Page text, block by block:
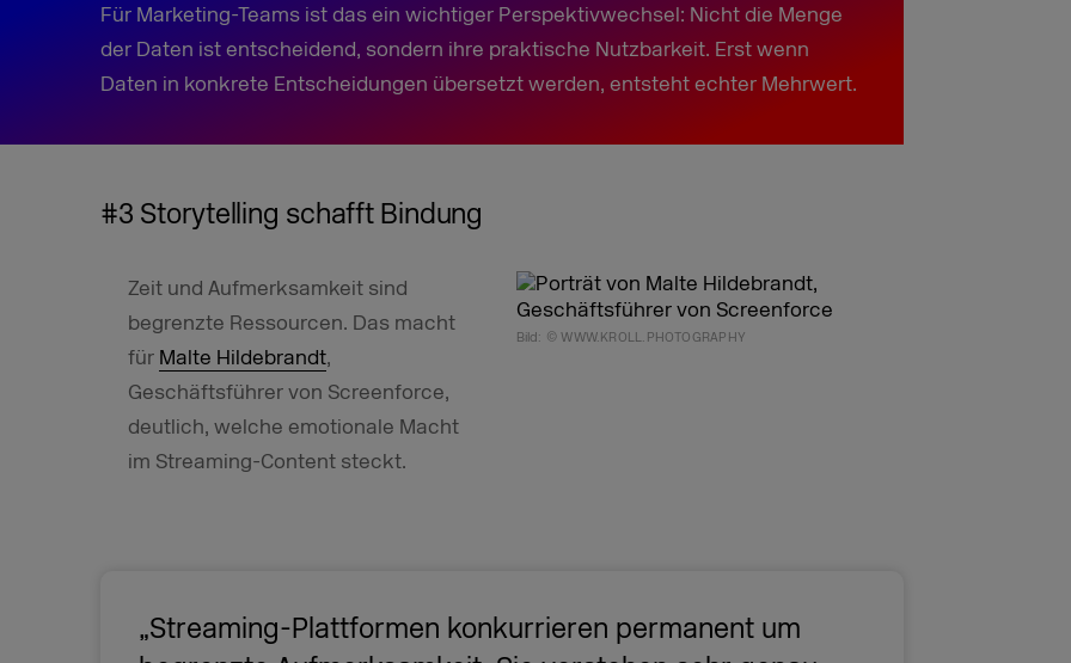
Für Marketing-Teams ist das ein wichtiger Perspektivwechsel: Nicht die Menge
der Daten ist entscheidend, sondern ihre praktische Nutzbarkeit. Erst wenn
Daten in konkrete Entscheidungen übersetzt werden, entsteht echter Mehrwert.
#3 Storytelling schafft Bindung
Zeit und Aufmerksamkeit sind
begrenzte Ressourcen. Das macht
für Malte Hildebrandt,
Geschäftsführer von Screenforce,
deutlich, welche emotionale Macht
im Streaming-Content steckt.
Bild: © WWW.KROLL.PHOTOGRAPHY
„Streaming-Plattformen konkurrieren permanent um